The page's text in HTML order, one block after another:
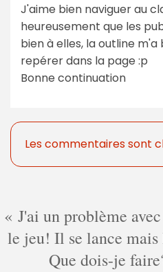
J'aime bien naviguer au
heureusement que les
bien à elles, la outline
repérer dans la page :p
Bonne continuation
Les commentaires sont
J'ai un problème
le jeu! Il se lance
Que dois-je